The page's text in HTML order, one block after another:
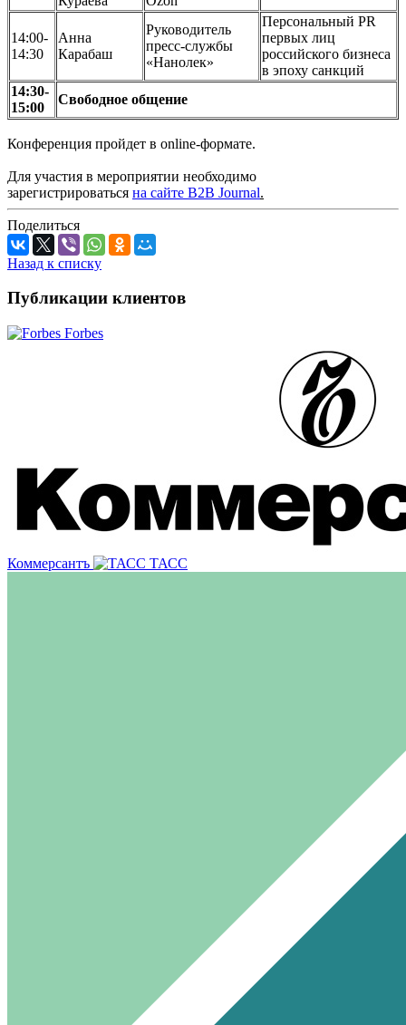
14:00-
14:30
Анна
Карабаш
Руководитель
пресс-службы
«Нанолек»
Персональный PR
первых лиц
российского бизнеса
в эпоху санкций
14:30-
15:00
Свободное общение
Конференция пройдет в online-формате.
Для участия в мероприятии необходимо
зарегистрироваться на сайте B2B Journal.
Поделиться
Назад к списку
Публикации клиентов
Forbes
Коммерсантъ ТАСС